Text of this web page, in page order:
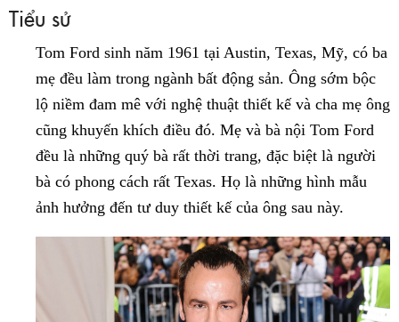
Tiểu sử
Tom Ford sinh năm 1961 tại Austin, Texas, Mỹ, có ba
mẹ đều làm trong ngành bất động sản. Ông sớm bộc
lộ niềm đam mê với nghệ thuật thiết kế và cha mẹ ông
cũng khuyến khích điều đó. Mẹ và bà nội Tom Ford
đều là những quý bà rất thời trang, đặc biệt là người
bà có phong cách rất Texas. Họ là những hình mẫu
ảnh hưởng đến tư duy thiết kế của ông sau này.